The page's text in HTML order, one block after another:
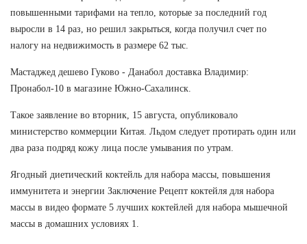
повышенными тарифами на тепло, которые за последний год
выросли в 14 раз, но решил закрыться, когда получил счет по
налогу на недвижимость в размере 62 тыс.
Мастаджед дешево Гуково - Данабол доставка Владимир:
Пронабол-10 в магазине Южно-Сахалинск.
Такое заявление во вторник, 15 августа, опубликовало
министерство коммерции Китая. Льдом следует протирать один или
два раза подряд кожу лица после умывания по утрам.
Ягодный диетический коктейль для набора массы, повышения
иммунитета и энергии Заключение Рецепт коктейля для набора
массы в видео формате 5 лучших коктейлей для набора мышечной
массы в домашних условиях 1.